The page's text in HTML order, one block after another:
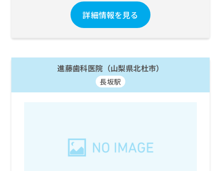
詳細情報を見る
進藤歯科医院（山梨県北杜市）
長坂駅